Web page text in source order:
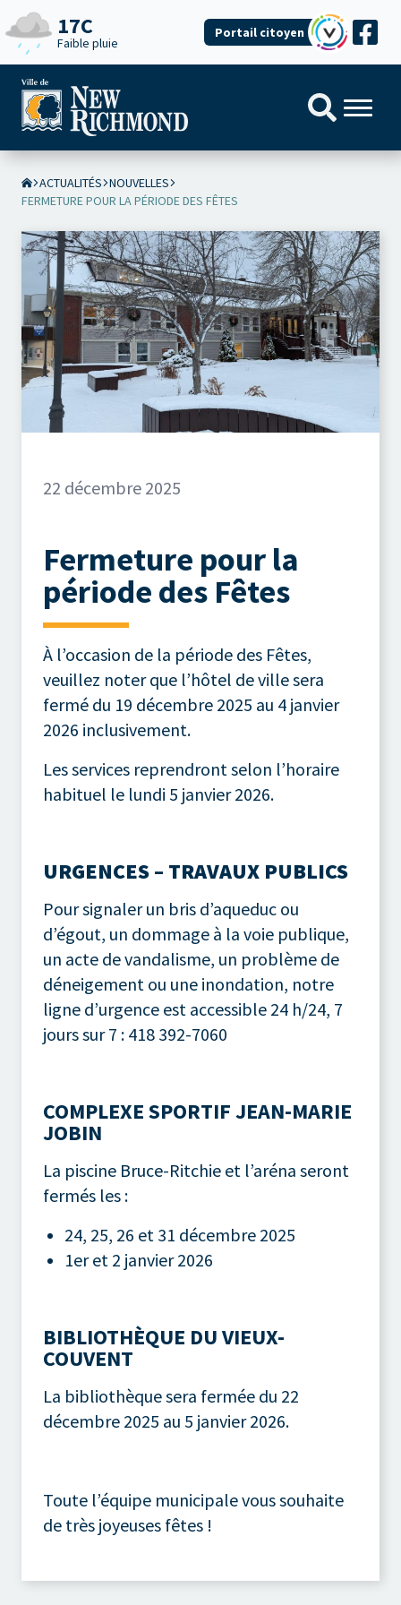
17C
Faible pluie
Portail citoyen
ACTUALITÉS NOUVELLES
FERMETURE POUR LA PÉRIODE DES FÊTES
22 décembre 2025
Fermeture pour la
période des Fêtes
À l’occasion de la période des Fêtes,
veuillez noter que l’hôtel de ville sera
fermé du 19 décembre 2025 au 4 janvier
2026 inclusivement.
Les services reprendront selon l’horaire
habituel le lundi 5 janvier 2026.
URGENCES – TRAVAUX PUBLICS
Pour signaler un bris d’aqueduc ou
d’égout, un dommage à la voie publique,
un acte de vandalisme, un problème de
déneigement ou une inondation, notre
ligne d’urgence est accessible 24 h/24, 7
jours sur 7 : 418 392-7060
COMPLEXE SPORTIF JEAN-MARIE
JOBIN
La piscine Bruce-Ritchie et l’aréna seront
fermés les :
24, 25, 26 et 31 décembre 2025
1er et 2 janvier 2026
BIBLIOTHÈQUE DU VIEUX-
COUVENT
La bibliothèque sera fermée du 22
décembre 2025 au 5 janvier 2026.
Toute l’équipe municipale vous souhaite
de très joyeuses fêtes !